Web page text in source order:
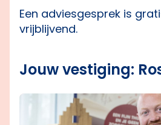
Een adviesgesprek is
vrijblijvend.
Jouw vestiging: